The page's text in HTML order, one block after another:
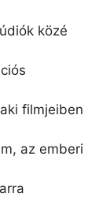
közé
filmjeiben
az emberi